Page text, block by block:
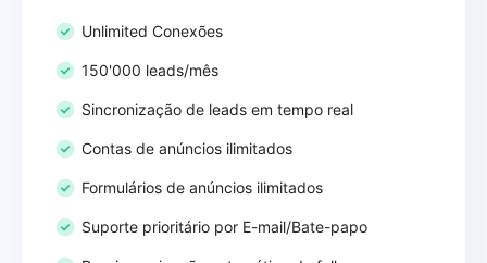
Unlimited Conexões
150'000 leads/mês
Sincronização de leads em tempo real
Contas de anúncios ilimitados
Formulários de anúncios ilimitados
Suporte prioritário por E-mail/Bate-papo